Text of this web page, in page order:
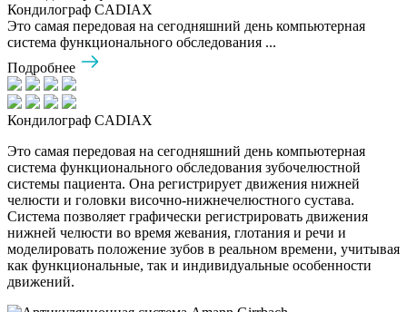
Кондилограф CADIAX
Это самая передовая на сегодняшний день компьютерная
система функционального обследования ...
Подробнее
Кондилограф CADIAX
Это самая передовая на сегодняшний день компьютерная
система функционального обследования зубочелюстной
системы пациента. Она регистрирует движения нижней
челюсти и головки височно-нижнечелюстного сустава.
Система позволяет графически регистрировать движения
нижней челюсти во время жевания, глотания и речи и
моделировать положение зубов в реальном времени, учитывая
как функциональные, так и индивидуальные особенности
движений.